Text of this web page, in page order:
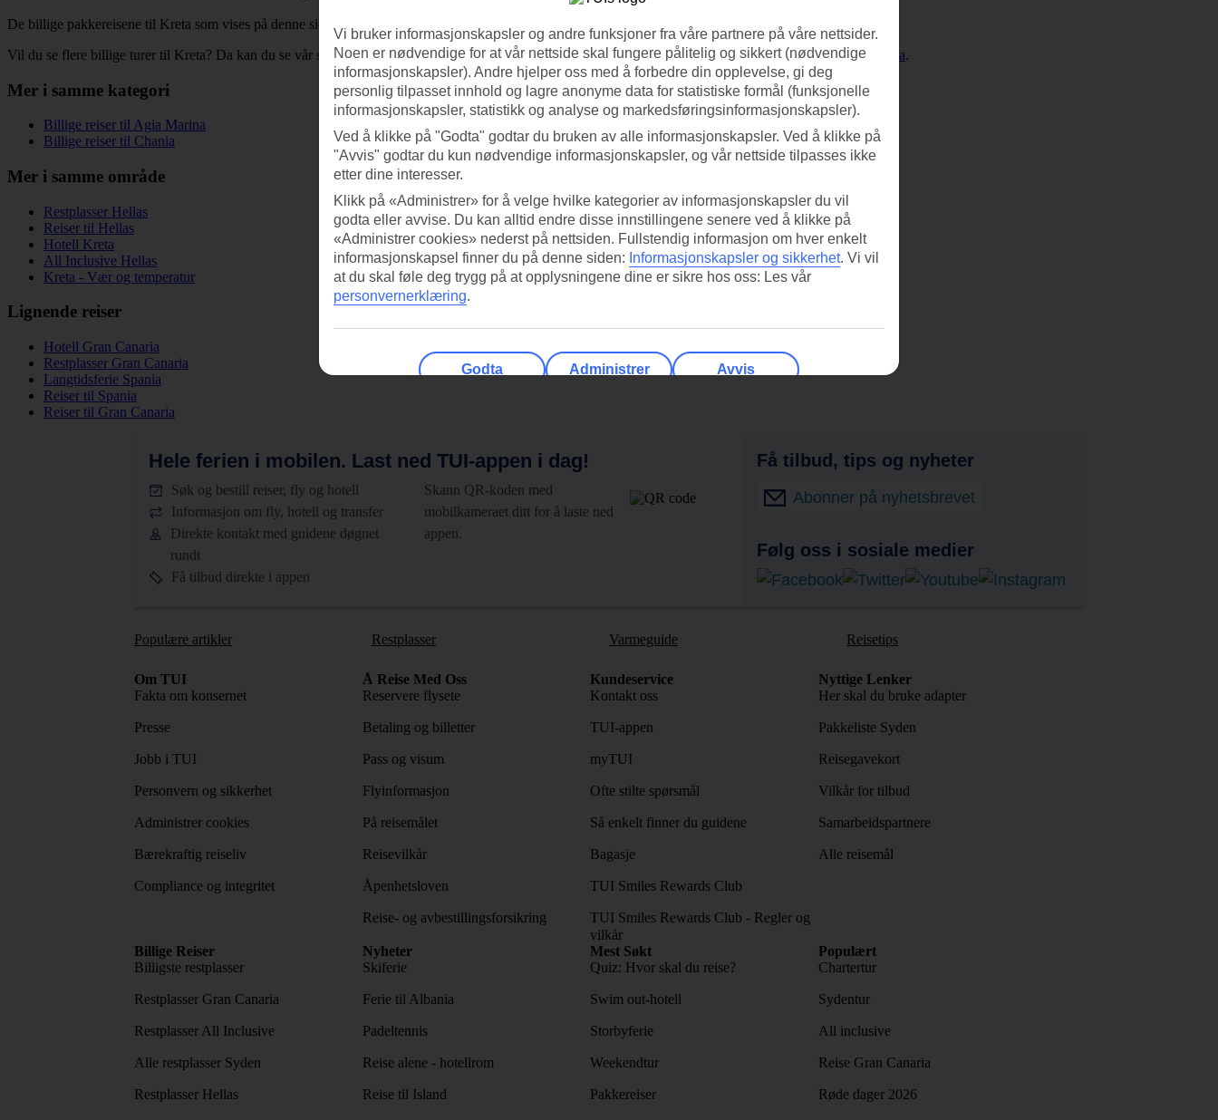
De billige pakkereisene til Kreta som vises på denne siden inkluderer fly og hotell for to personer. I noen tilfeller er frokost inkludert i prisen.
Vil du se flere billige turer til Kreta? Da kan du se vår side forrestplasser til Kreta. Vil du se hele vårt utvalg av hotell, kan du sjekke vår side forhotell i Kreta.
Mer i samme kategori
Billige reiser til Agia Marina
Billige reiser til Chania
Mer i samme område
Restplasser Hellas
Reiser til Hellas
Hotell Kreta
All Inclusive Hellas
Kreta - Vær og temperatur
Lignende reiser
Hotell Gran Canaria
Restplasser Gran Canaria
Langtidsferie Spania
Reiser til Spania
Reiser til Gran Canaria
Hele ferien i mobilen. Last ned TUI-appen i dag!
Søk og bestill reiser, fly og hotell
Informasjon om fly, hotell og transfer
Direkte kontakt med guidene døgnet
rundt
Få tilbud direkte i appen
Skann QR-koden med
mobilkameraet ditt for å laste ned
appen.
Få tilbud, tips og nyheter
Abonner på nyhetsbrevet
Følg oss i sosiale medier
Populære artikler Restplasser Varmeguide Reisetips
Om TUI
Fakta om konsernet
Presse
Jobb i TUI
Personvern og sikkerhet
Administrer cookies
Bærekraftig reiseliv
Compliance og integritet
Å Reise Med Oss
Reservere flysete
Betaling og billetter
Pass og visum
Flyinformasjon
På reisemålet
Reisevilkår
Åpenhetsloven
Reise- og avbestillingsforsikring
Kundeservice
Kontakt oss
TUI-appen
myTUI
Ofte stilte spørsmål
Så enkelt finner du guidene
Bagasje
TUI Smiles Rewards Club
TUI Smiles Rewards Club - Regler og
vilkår
Nyttige Lenker
Her skal du bruke adapter
Pakkeliste Syden
Reisegavekort
Vilkår for tilbud
Samarbeidspartnere
Alle reisemål
Billige Reiser
Billigste restplasser
Restplasser Gran Canaria
Restplasser All Inclusive
Alle restplasser Syden
Restplasser Hellas
Nyheter
Skiferie
Ferie til Albania
Padeltennis
Reise alene - hotellrom
Reise til Island
Mest Søkt
Quiz: Hvor skal du reise?
Swim out-hotell
Storbyferie
Weekendtur
Pakkereiser
Populært
Chartertur
Sydentur
All inclusive
Reise Gran Canaria
Røde dager 2026
Vi bruker informasjonskapsler og andre funksjoner fra våre partnere på våre nettsider.
Noen er nødvendige for at vår nettside skal fungere pålitelig og sikkert (nødvendige
informasjonskapsler). Andre hjelper oss med å forbedre din opplevelse, gi deg
personlig tilpasset innhold og lagre anonyme data for statistiske formål (funksjonelle
informasjonskapsler, statistikk og analyse og markedsføringsinformasjonskapsler).
Ved å klikke på "Godta" godtar du bruken av alle informasjonskapsler. Ved å klikke på
"Avvis" godtar du kun nødvendige informasjonskapsler, og vår nettside tilpasses ikke
etter dine interesser.
Klikk på «Administrer» for å velge hvilke kategorier av informasjonskapsler du vil
godta eller avvise. Du kan alltid endre disse innstillingene senere ved å klikke på
«Administrer cookies» nederst på nettsiden. Fullstendig informasjon om hver enkelt
informasjonskapsel finner du på denne siden: Informasjonskapsler og sikkerhet. Vi vil
at du skal føle deg trygg på at opplysningene dine er sikre hos oss: Les vår
personvernerklæring.
Godta Administrer Avvis